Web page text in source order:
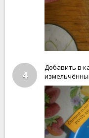
4
Добавить в